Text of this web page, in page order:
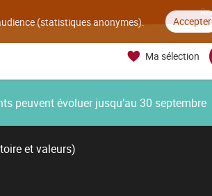
(statistiques anonymes). Accepter
Ma sélection
peuvent évoluer jusqu’au 30 septembre
et valeurs)